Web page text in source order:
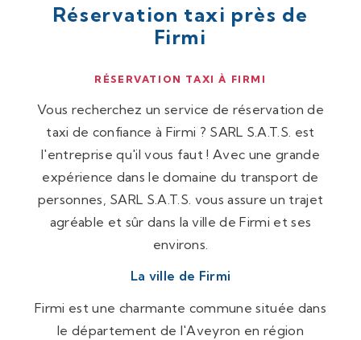
Réservation taxi près de
Firmi
RÉSERVATION TAXI À FIRMI
Vous recherchez un service de réservation de
taxi de confiance à Firmi ? SARL S.A.T.S. est
l'entreprise qu'il vous faut ! Avec une grande
expérience dans le domaine du transport de
personnes, SARL S.A.T.S. vous assure un trajet
agréable et sûr dans la ville de Firmi et ses
environs.
La ville de Firmi
Firmi est une charmante commune située dans
le département de l'Aveyron en région